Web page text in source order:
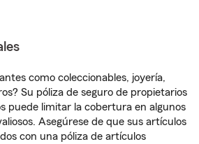
como coleccionables, joyería,
Su póliza de seguro de propietarios
puede limitar la cobertura en algunos
Asegúrese de que sus artículos
con una póliza de artículos